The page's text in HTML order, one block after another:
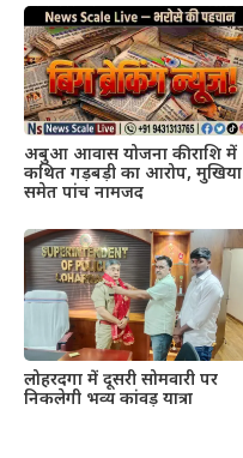
अबुआ आवास योजना की राशि में
कथित गड़बड़ी का आरोप, मुखिया
समेत पांच नामजद
लोहरदगा में दूसरी सोमवारी पर
निकलेगी भव्य कांवड़ यात्रा